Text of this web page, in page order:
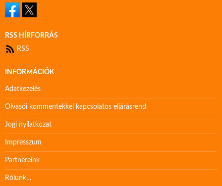
RSS HÍRFORRÁS
RSS
INFORMÁCIÓK
Adatkezelés
Olvasói kommentekkel kapcsolatos eljárásrend
Jogi nyilatkozat
Impresszum
Partnereink
Rólunk…